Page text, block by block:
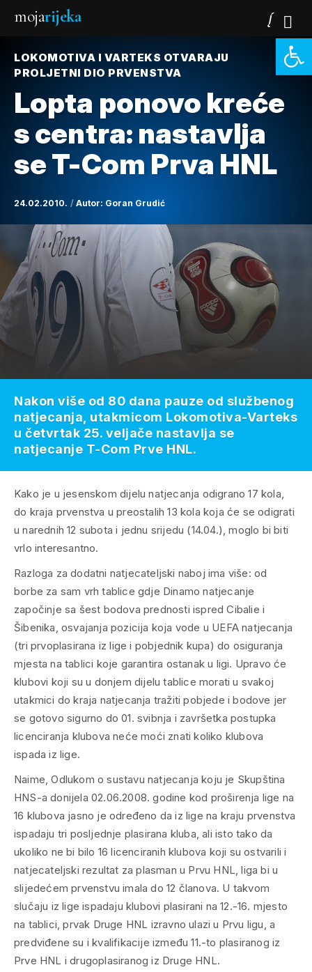
mojarijeka
LOKOMOTIVA I VARTEKS OTVARAJU
PROLJETNI DIO PRVENSTVA
Lopta ponovo kreće
s centra: nastavlja
se T-Com Prva HNL
24.02.2010. Autor: Goran Grudić
Kako je u jesenskom dijelu natjecanja odigrano 17 kola,
do kraja prvenstva u preostalih 13 kola koja će se odigrati
u narednih 12 subota i jednu srijedu (14.04.), moglo bi biti
vrlo interesantno.
Razloga za dodatni natjecateljski naboj ima više: od
borbe za sam vrh tablice gdje Dinamo natjecanje
započinje sa šest bodova prednosti ispred Cibalie i
Šibenika, osvajanja pozicija koja vode u UEFA natjecanja
(tri prvoplasirana iz lige i pobjednik kupa) do osiguranja
mjesta na tablici koje garantira ostanak u ligi. Upravo će
klubovi koji su u donjem dijelu tablice morati u svakoj
utakmici do kraja natjecanja tražiti pobjede i bodove jer
se gotovo sigurno do 01. svibnja i završetka postupka
licenciranja klubova neće moći znati koliko klubova
ispada iz lige.
Naime, Odlukom o sustavu natjecanja koju je Skupština
HNS-a donijela 02.06.2008. godine kod proširenja lige na
16 klubova jasno je određeno da iz lige na kraju prvenstva
ispadaju tri posljednje plasirana kluba, ali isto tako da
ukoliko ne bi bilo 16 licenciranih klubova koji su ostvarili i
natjecateljski rezultat za plasman u Prvu HNL, liga bi u
slijedećem prvenstvu imala do 12 članova. U takvom
slučaju iz lige ispadaju klubovi plasirani na 12.-16. mjesto
na tablici, prvak Druge HNL izravno ulazi u Prvu ligu, a
predviđene su i kvalifikacije između 11.-to plasiranog iz
Prve HNL i drugoplasiranog iz Druge HNL.
Nakon više od 80 dana pauze od službenog
natjecanja, utakmicom Lokomotiva-Varteks
u četvrtak 25. veljače nastavlja se
natjecanje T-Com Prve HNL.